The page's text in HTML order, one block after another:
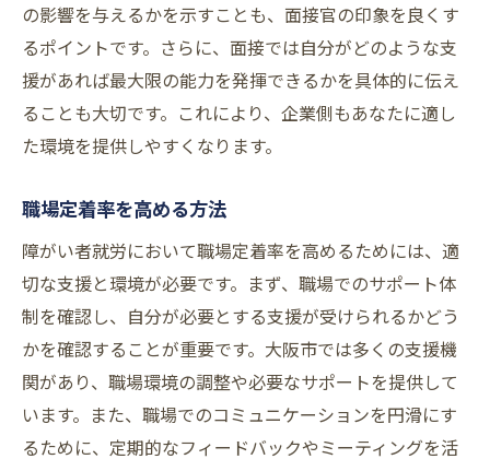
の影響を与えるかを示すことも、面接官の印象を良くす
るポイントです。さらに、面接では自分がどのような支
援があれば最大限の能力を発揮できるかを具体的に伝え
ることも大切です。これにより、企業側もあなたに適し
た環境を提供しやすくなります。
職場定着率を高める方法
障がい者就労において職場定着率を高めるためには、適
切な支援と環境が必要です。まず、職場でのサポート体
制を確認し、自分が必要とする支援が受けられるかどう
かを確認することが重要です。大阪市では多くの支援機
関があり、職場環境の調整や必要なサポートを提供して
います。また、職場でのコミュニケーションを円滑にす
るために、定期的なフィードバックやミーティングを活